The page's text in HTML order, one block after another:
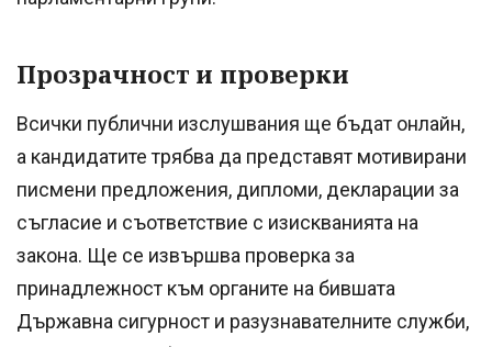
Прозрачност и проверки
Всички публични изслушвания ще бъдат онлайн,
а кандидатите трябва да представят мотивирани
писмени предложения, дипломи, декларации за
съгласие и съответствие с изискванията на
закона. Ще се извършва проверка за
принадлежност към органите на бившата
Държавна сигурност и разузнавателните служби,